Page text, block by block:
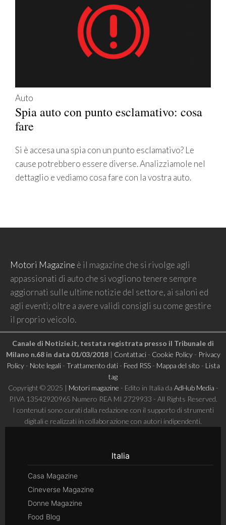
Auto
Spia auto con punto esclamativo: cosa
fare
Si è accesa una spia con un punto esclamativo? Le
cause potrebbero essere diverse. Analizziamole nel
dettaglio e vediamo cosa fare con la vostra auto.
Motori Magazine è il magazine che si rivolge agli
appassionati di auto che si vogliono tenere sempre
aggiornati sulle ultime notizie del settore, ai saloni ed
agli eventi; oltre a avere validi consigli su come gestire
il proprio veicolo.
Canale di Notizie.it, testata registrata presso il Tribunale di
Milano n.68 in data 01/03/2018| Contattaci- Cookie Policy- Privacy
Policy- Note legali- Trattamento dati- Feed RSS- Mappa del sito - Lista
tag
Copyright © 2025 | Motori magazine - Edito in Italia da AdHub Media -
P.IVA 13542920965 Numero REA MI 2729933 - All Rights Reserved.
I contenuti sono curati dalla redazione con il supporto di strumenti
digitali e realizzati in collaborazione con autori indipendenti.
Italia
Casa Magazine
Cineverse Magazine
Donne Magazine
Food Blog